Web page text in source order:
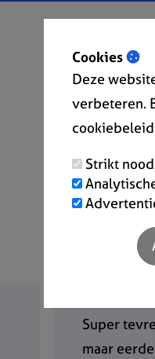
Super
maar
Cookies
Deze
verbeteren.
Strikt